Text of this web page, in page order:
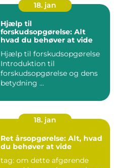
18. jan
Hjælp til
forskudsopgørelse: Alt
hvad du behøver at vide
Hjælp til forskudsopgørelse
Introduktion til
forskudsopgørelse og dens
betydning ...
18. jan
Ret årsopgørelse: Alt, hvad
du behøver at vide
tag: om dette afgørende